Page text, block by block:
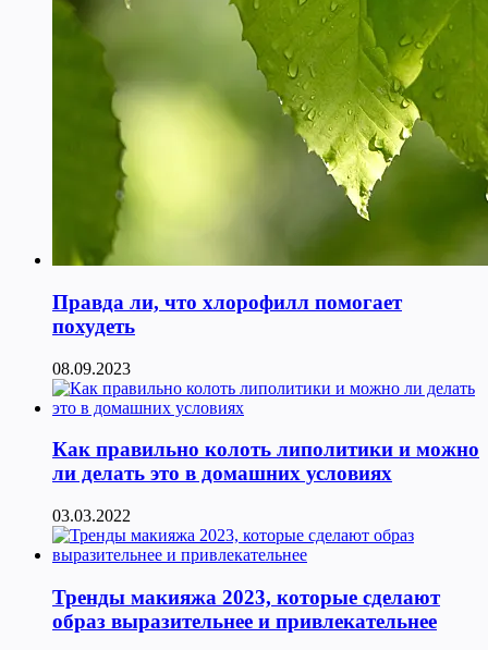
Правда ли, что хлорофилл помогает
похудеть
08.09.2023
Как правильно колоть липолитики и можно
ли делать это в домашних условиях
03.03.2022
Тренды макияжа 2023, которые сделают
образ выразительнее и привлекательнее